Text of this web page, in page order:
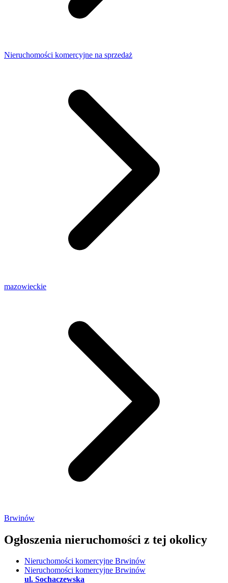
Nieruchomości komercyjne na sprzedaż
mazowieckie
Brwinów
Ogłoszenia nieruchomości z tej okolicy
Nieruchomości komercyjne Brwinów
Nieruchomości komercyjne Brwinów
ul. Sochaczewska